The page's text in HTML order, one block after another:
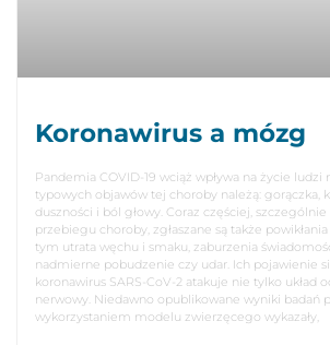
Koronawirus a mózg
Pandemia COVID-19 wciąż wpływa na życie ludzi
typowych objawów tej choroby należą: gorączka,
duszności i ból głowy. Coraz częściej,
przebiegu choroby, zgłaszane są także
tym utrata węchu i smaku, zaburzenia
nadmierne pobudzenie czy udar. Ich pojawienie
koronawirus SARS-CoV-2 atakuje nie tylko układ
nerwowy. Niedawno opublikowane wyniki badań
wykorzystaniem modelu zwierzęcego wykazały,